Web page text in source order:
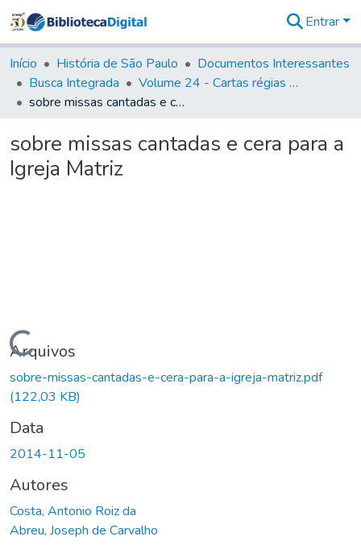
&
Coleções
Tudo na
Biblioteca
Estatísticas
Entrar
Início História de São Paulo
Documentos Interessantes
Busca Integrada
Volume 24 - Cartas régias e provisões (1730- 1738)
sobre missas cantadas e cera para a Igreja Matriz
sobre missas cantadas e cera para a
Igreja Matriz
Carregando...
Arquivos
sobre-missas-cantadas-e-cera-para-a-igreja-matriz.pdf
(122,03 KB)
Data
2014-11-05
Autores
Costa, Antonio Roiz da
Abreu, Joseph de Carvalho